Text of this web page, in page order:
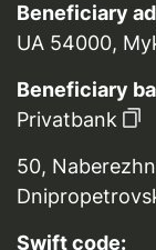
Beneficiary
UA 54000,
Beneficiary
Privatbank
50,
Swift code: